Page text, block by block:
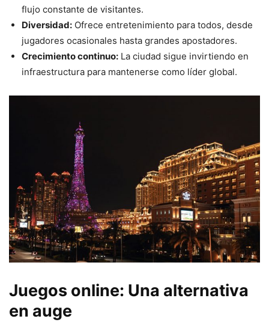
flujo constante de visitantes.
Diversidad: Ofrece entretenimiento para todos, desde
jugadores ocasionales hasta grandes apostadores.
Crecimiento continuo: La ciudad sigue invirtiendo en
infraestructura para mantenerse como líder global.
Juegos online: Una alternativa
en auge